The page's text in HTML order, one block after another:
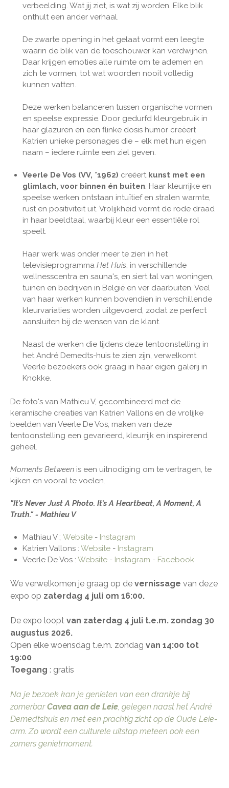
verbeelding. Wat jij ziet, is wat zij worden. Elke blik
onthult een ander verhaal.
De zwarte opening in het gelaat vormt een leegte
waarin de blik van de toeschouwer kan verdwijnen.
Daar krijgen emoties alle ruimte om te ademen en
zich te vormen, tot wat woorden nooit volledig
kunnen vatten.
Deze werken balanceren tussen organische vormen
en speelse expressie. Door gedurfd kleurgebruik in
haar glazuren en een flinke dosis humor creëert
Katrien unieke personages die – elk met hun eigen
naam – iedere ruimte een ziel geven.
Veerle De Vos (VV, °1962) creëert kunst met een
glimlach, voor binnen én buiten. Haar kleurrijke en
speelse werken ontstaan intuïtief en stralen warmte,
rust en positiviteit uit. Vrolijkheid vormt de rode draad
in haar beeldtaal, waarbij kleur een essentiële rol
speelt.
Haar werk was onder meer te zien in het
televisieprogramma Het Huis, in verschillende
wellnesscentra en sauna's, en siert tal van woningen,
tuinen en bedrijven in België en ver daarbuiten. Veel
van haar werken kunnen bovendien in verschillende
kleurvariaties worden uitgevoerd, zodat ze perfect
aansluiten bij de wensen van de klant.
Naast de werken die tijdens deze tentoonstelling in
het André Demedts-huis te zien zijn, verwelkomt
Veerle bezoekers ook graag in haar eigen galerij in
Knokke.
De foto's van Mathieu V, gecombineerd met de
keramische creaties van Katrien Vallons en de vrolijke
beelden van Veerle De Vos, maken van deze
tentoonstelling een gevarieerd, kleurrijk en inspirerend
geheel.
Moments Between is een uitnodiging om te vertragen, te
kijken en vooral te voelen.
"It’s Never Just A Photo. It’s A Heartbeat, A Moment, A
Truth." - Mathieu V
Mathiau V ; Website - Instagram
Katrien Vallons : Website - Instagram
Veerle De Vos : Website - Instagram - Facebook
We verwelkomen je graag op de vernissage van deze
expo op zaterdag 4 juli om 16:00​​​​.
De expo loopt van zaterdag 4 juli t.e.m. zondag 30
augustus 2026.
Open elke woensdag t.e.m. zondag van 14:00 tot
19:00
Toegang : gratis
Na je bezoek kan je genieten van een drankje bij
zomerbarCavea aan de Leie, gelegen naast het André
Demedtshuis en met een prachtig zicht op de Oude Leie-
arm. Zo wordt een culturele uitstap meteen ook een
zomers genietmoment.